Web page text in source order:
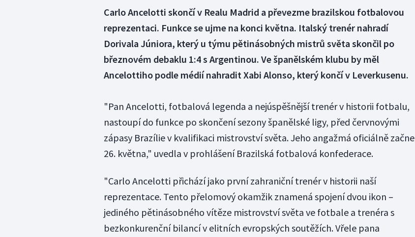
Carlo Ancelotti skončí v Realu Madrid a převezme brazilskou fotbalovou
reprezentaci. Funkce se ujme na konci května. Italský trenér nahradí
Dorivala Júniora, který u týmu pětinásobných mistrů světa skončil po
březnovém debaklu 1:4 s Argentinou. Ve španělském klubu by měl
Ancelottiho podle médií nahradit Xabi Alonso, který končí v Leverkusenu.
"Pan Ancelotti, fotbalová legenda a nejúspěšnější trenér v historii fotbalu,
nastoupí do funkce po skončení sezony španělské ligy, před červnovými
zápasy Brazílie v kvalifikaci mistrovství světa. Jeho angažmá oficiálně začne
26. května," uvedla v prohlášení Brazilská fotbalová konfederace.
"Carlo Ancelotti přichází jako první zahraniční trenér v historii naší
reprezentace. Tento přelomový okamžik znamená spojení dvou ikon –
jediného pětinásobného vítěze mistrovství světa ve fotbale a trenéra s
bezkonkurenční bilancí v elitních evropských soutěžích. Vřele pana